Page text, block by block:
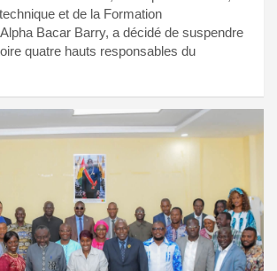
et de la Formation
Bacar Barry, a décidé de suspendre
quatre hauts responsables du